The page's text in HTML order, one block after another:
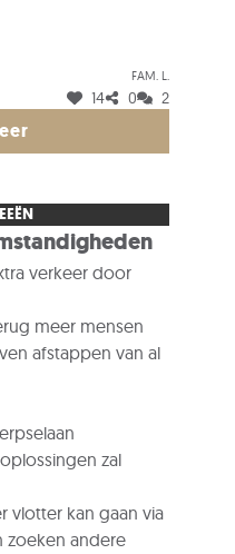
voor deze
plaatselijk
tot de Van
de toegang van
van de
hebben
Fam. L.
14 0 2
verkeer door
meer mensen
afstappen van al
zal
vlotter kan gaan via
andere